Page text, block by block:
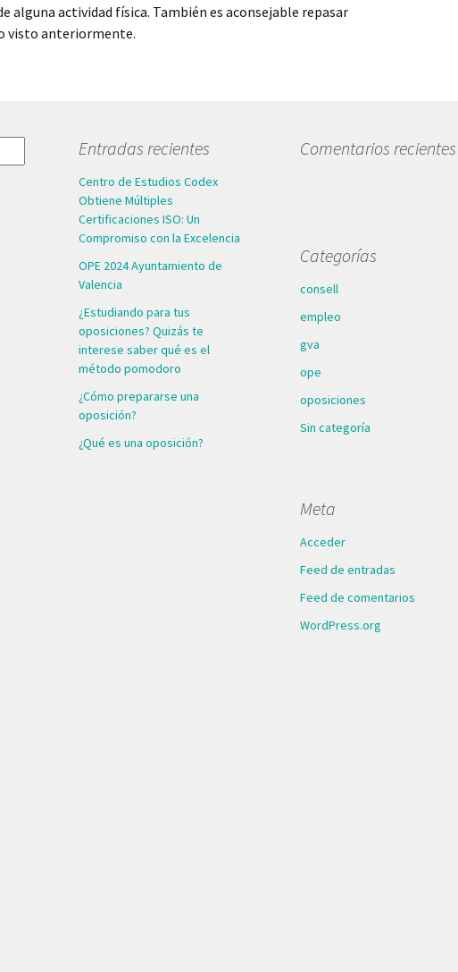
alguna actividad física. También es aconsejable repasar
visto anteriormente.
Entradas recientes
Centro de Estudios Codex
Obtiene Múltiples
Certificaciones ISO: Un
Compromiso con la Excelencia
OPE 2024 Ayuntamiento de
Valencia
¿Estudiando para tus
oposiciones? Quizás te
interese saber qué es el
método pomodoro
¿Cómo prepararse una
oposición?
¿Qué es una oposición?
Comentarios recientes
Categorías
consell
empleo
gva
ope
oposiciones
Sin categoría
Meta
Acceder
Feed de entradas
Feed de comentarios
WordPress.org